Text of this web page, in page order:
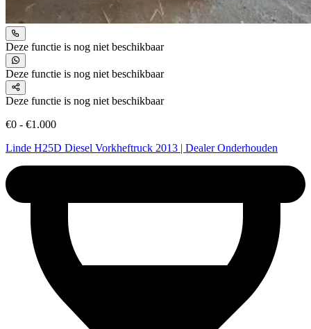
Deze functie is nog niet beschikbaar
Deze functie is nog niet beschikbaar
Deze functie is nog niet beschikbaar
€0 - €1.000
Linde H25D Diesel Vorkheftruck 2013 | Dealer Onderhouden